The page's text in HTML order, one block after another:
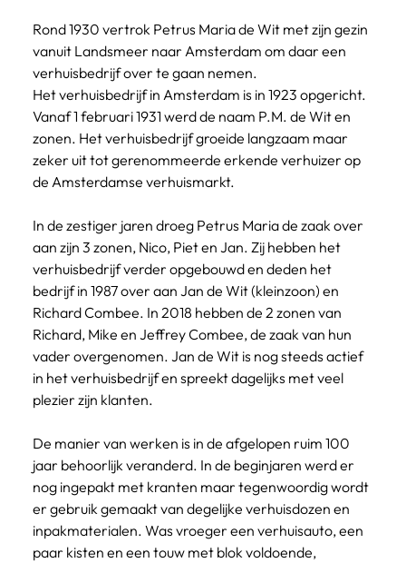
Rond 1930 vertrok Petrus Maria de Wit met zijn gezin
vanuit Landsmeer naar Amsterdam om daar een
verhuisbedrijf over te gaan nemen.
Het verhuisbedrijf in Amsterdam is in 1923 opgericht.
Vanaf 1 februari 1931 werd de naam P.M. de Wit en
zonen. Het verhuisbedrijf groeide langzaam maar
zeker uit tot gerenommeerde erkende verhuizer op
de Amsterdamse verhuismarkt.
In de zestiger jaren droeg Petrus Maria de zaak over
aan zijn 3 zonen, Nico, Piet en Jan. Zij hebben het
verhuisbedrijf verder opgebouwd en deden het
bedrijf in 1987 over aan Jan de Wit (kleinzoon) en
Richard Combee. In 2018 hebben de 2 zonen van
Richard, Mike en Jeffrey Combee, de zaak van hun
vader overgenomen. Jan de Wit is nog steeds actief
in het verhuisbedrijf en spreekt dagelijks met veel
plezier zijn klanten.
De manier van werken is in de afgelopen ruim 100
jaar behoorlijk veranderd. In de beginjaren werd er
nog ingepakt met kranten maar tegenwoordig wordt
er gebruik gemaakt van degelijke verhuisdozen en
inpakmaterialen. Was vroeger een verhuisauto, een
paar kisten en een touw met blok voldoende,